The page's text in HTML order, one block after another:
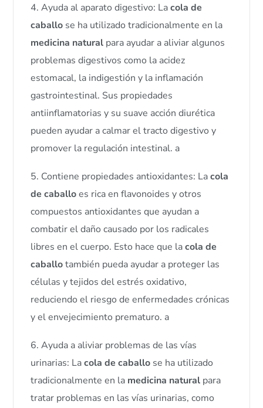
4. Ayuda al aparato digestivo: Lacola de
caballo se ha utilizado tradicionalmente en la
medicina natural para ayudar a aliviar algunos
problemas digestivos como la acidez
estomacal, la indigestión y la inflamación
gastrointestinal. Sus propiedades
antiinflamatorias y su suave acción diurética
pueden ayudar a calmar el tracto digestivo y
promover la regulación intestinal. a
5. Contiene propiedades antioxidantes: Lacola
de caballoes rica en flavonoides y otros
compuestos antioxidantes que ayudan a
combatir el daño causado por los radicales
libres en el cuerpo. Esto hace que lacola de
caballotambién pueda ayudar a proteger las
células y tejidos del estrés oxidativo,
reduciendo el riesgo de enfermedades crónicas
y el envejecimiento prematuro. a
6. Ayuda a aliviar problemas de las vías
urinarias: Lacola de caballo se ha utilizado
tradicionalmente en la medicina natural para
tratar problemas en las vías urinarias, como